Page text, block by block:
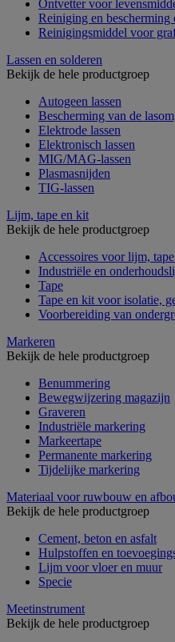
Ontvetter voor
Reiniging en bescherming
Reinigingsmiddel voor
Lassen en solderen
Bekijk de hele productgroep
Autogeen lassen
Bescherming van de
Elektrode lassen
Elektronisch lassen
MIG/MAG-lassen
Plasmasnijden
TIG-lassen
Lijm, tape en kit
Bekijk de hele productgroep
Accessoires voor lijm,
Industriële en
Tape
Tape en kit voor isolatie,
Voorbereiding van
Markeren
Bekijk de hele productgroep
Benummering
Bewegwijzering magazijn
Graveren
Industriële markering
Markeertape
Permanente markering
Tijdelijke markering
Materiaal voor ruwbouw en
Bekijk de hele productgroep
Cement, beton en asfalt
Hulpstoffen en
Lijm voor vloer en muur
Specie
Meetinstrument
Bekijk de hele productgroep